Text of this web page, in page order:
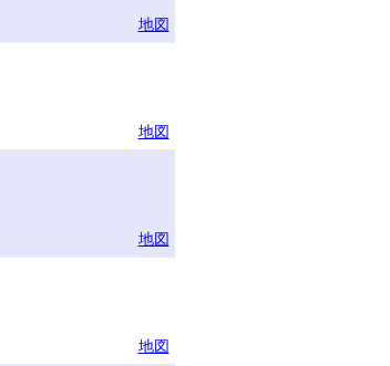
地図
地図
地図
地図